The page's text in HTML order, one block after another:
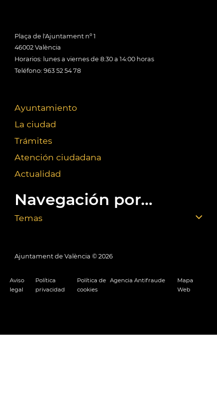
Plaça de l'Ajuntament nº 1
46002 València
Horarios: lunes a viernes de 8:30 a 14:00 horas
Teléfono: 963 52 54 78
Ayuntamiento
La ciudad
Trámites
Atención ciudadana
Actualidad
Navegación por...
Temas
Ajuntament de València © 2026
Aviso
legal
Política
privacidad
Política de
cookies
Agencia Antifraude
Mapa
Web